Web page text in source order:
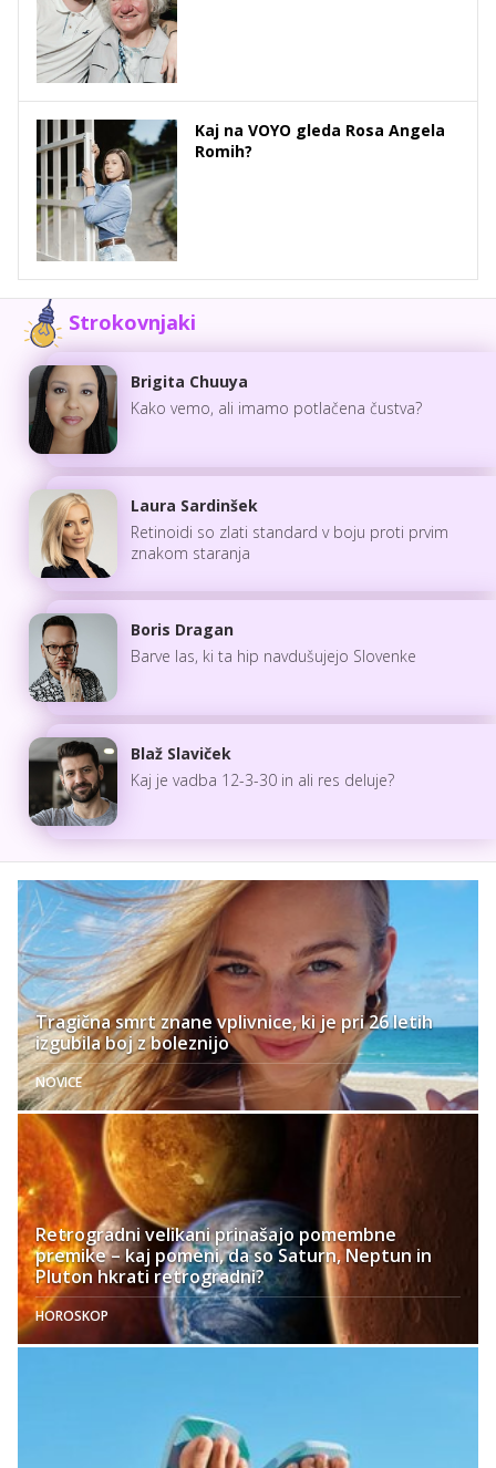
Kaj na VOYO gleda Rosa Angela
Romih?
Strokovnjaki
Brigita Chuuya
Kako vemo, ali imamo potlačena čustva?
Laura Sardinšek
Retinoidi so zlati standard v boju proti prvim
znakom staranja
Boris Dragan
Barve las, ki ta hip navdušujejo Slovenke
Blaž Slaviček
Kaj je vadba 12-3-30 in ali res deluje?
Tragična smrt znane vplivnice, ki je pri 26 letih
izgubila boj z boleznijo
NOVICE
Retrogradni velikani prinašajo pomembne
premike – kaj pomeni, da so Saturn, Neptun in
Pluton hkrati retrogradni?
HOROSKOP